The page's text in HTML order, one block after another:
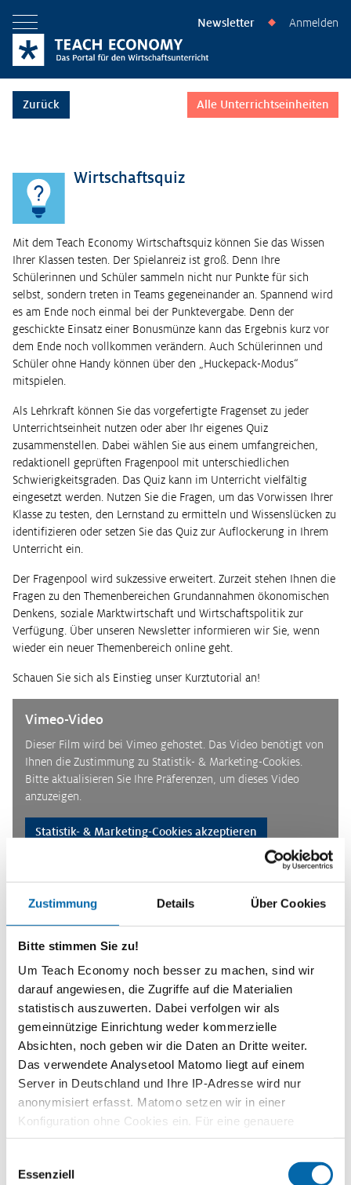
Zustimmung Details Über Cookies
Bitte stimmen Sie zu!
Um Teach Economy noch besser zu machen, sind wir
darauf angewiesen, die Zugriffe auf die Materialien
statistisch auszuwerten. Dabei verfolgen wir als
gemeinnützige Einrichtung weder kommerzielle
Absichten, noch geben wir die Daten an Dritte weiter.
Das verwendete Analysetool Matomo liegt auf einem
Server in Deutschland und Ihre IP-Adresse wird nur
anonymisiert erfasst. Matomo setzen wir in einer
Konfiguration ohne Cookies ein. Für eine genauere
Analyse bitte wir Sie, auch den optional wählbaren
Essenziell
Menü öffnen Newsletter ◆ Anmelden
Zurück Alle Unterrichtseinheiten
Wirtschaftsquiz
Mit dem Teach Economy Wirtschaftsquiz können Sie das Wissen
Ihrer Klassen testen. Der Spielanreiz ist groß. Denn Ihre
Schülerinnen und Schüler sammeln nicht nur Punkte für sich
selbst, sondern treten in Teams gegeneinander an. Spannend wird
es am Ende noch einmal bei der Punktevergabe. Denn der
geschickte Einsatz einer Bonusmünze kann das Ergebnis kurz vor
dem Ende noch vollkommen verändern. Auch Schülerinnen und
Schüler ohne Handy können über den „Huckepack-Modus“
mitspielen.
Als Lehrkraft können Sie das vorgefertigte Fragenset zu jeder
Unterrichtseinheit nutzen oder aber Ihr eigenes Quiz
zusammenstellen. Dabei wählen Sie aus einem umfangreichen,
redaktionell geprüften Fragenpool mit unterschiedlichen
Schwierigkeitsgraden. Das Quiz kann im Unterricht vielfältig
eingesetzt werden. Nutzen Sie die Fragen, um das Vorwissen Ihrer
Klasse zu testen, den Lernstand zu ermitteln und Wissenslücken zu
identifizieren oder setzen Sie das Quiz zur Auflockerung in Ihrem
Unterricht ein.
Der Fragenpool wird sukzessive erweitert. Zurzeit stehen Ihnen die
Fragen zu den Themenbereichen Grundannahmen ökonomischen
Denkens, soziale Marktwirtschaft und Wirtschaftspolitik zur
Verfügung. Über unseren Newsletter informieren wir Sie, wenn
wieder ein neuer Themenbereich online geht.
Schauen Sie sich als Einstieg unser Kurztutorial an!
Vimeo-Video
Dieser Film wird bei Vimeo gehostet. Das Video benötigt von
Ihnen die Zustimmung zu Statistik- & Marketing-Cookies.
Bitte aktualisieren Sie Ihre Präferenzen, um dieses Video
anzuzeigen.
Statistik- & Marketing-Cookies akzeptieren
Ansehen Feedback
Kurzinformationen
Themenbereiche
Grundannahmen ökonomischen Denkens, Soziale Marktwirtschaft,
Wirtschaftspolitik, Wirtschaftliche Globalisierung, Europäische
Wirtschafts- und Währungspolitik, Die Unternehmung,
Berufsorientierung, Berufs- und Arbeitswelt, Haushalt, Konsum &
Geld
Zeitbedarf
individuell
Stufen